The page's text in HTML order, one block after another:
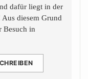
dafür liegt in der
diesem Grund
Besuch in